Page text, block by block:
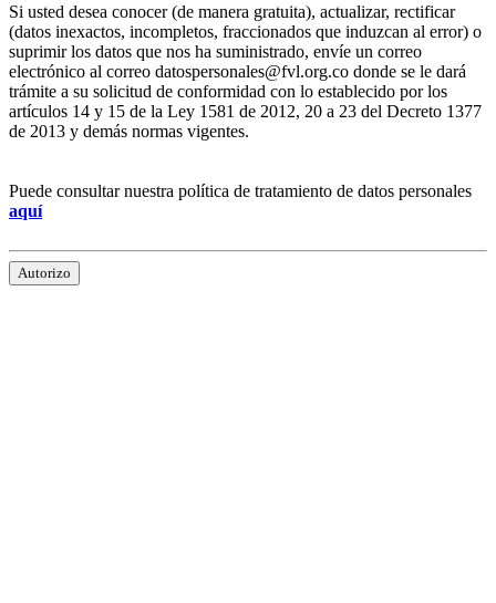
Si usted desea conocer (de manera gratuita), actualizar, rectificar
(datos inexactos, incompletos, fraccionados que induzcan al error) o
suprimir los datos que nos ha suministrado, envíe un correo
electrónico al correo datospersonales@fvl.org.co donde se le dará
trámite a su solicitud de conformidad con lo establecido por los
artículos 14 y 15 de la Ley 1581 de 2012, 20 a 23 del Decreto 1377
de 2013 y demás normas vigentes.
Puede consultar nuestra política de tratamiento de datos personales
aquí
Autorizo